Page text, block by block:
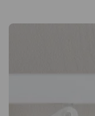
Trennwände von
leicht an die